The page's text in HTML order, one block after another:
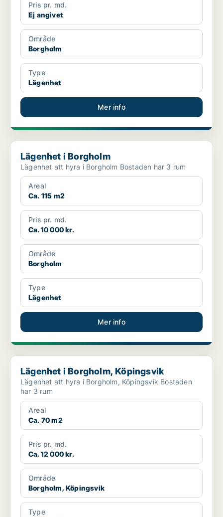
Pris pr. md.
Ej angivet
Område
Borgholm
Type
Lägenhet
Mer info
Lägenhet i Borgholm
Lägenhet i Borgholm
Lägenhet att hyra i Borgholm Bostaden har 3 rum
Areal
Ca. 115 m2
Pris pr. md.
Ca. 10 000 kr.
Område
Borgholm
Type
Lägenhet
Mer info
Lägenhet i Borgholm, Köpingsvik
Lägenhet i Borgholm, Köpingsvik
Lägenhet att hyra i Borgholm, Köpingsvik Bostaden
har 3 rum
Areal
Ca. 70 m2
Pris pr. md.
Ca. 12 000 kr.
Område
Borgholm, Köpingsvik
Type